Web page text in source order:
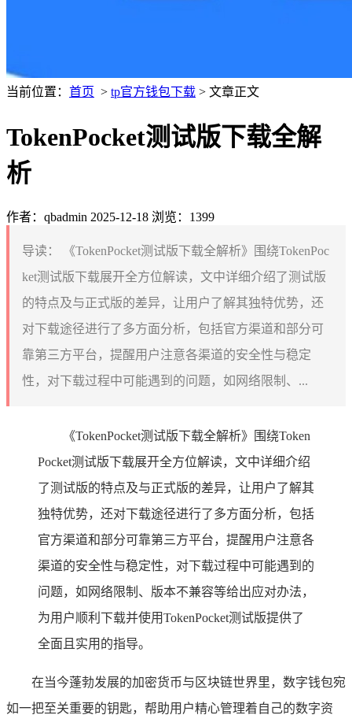
当前位置： 首页 > tp官方钱包下载 > 文章正文
TokenPocket测试版下载全解
析
作者：qbadmin 2025-12-18 浏览：1399
导读：
《TokenPocket测试版下载全解析》围绕TokenPoc
ket测试版下载展开全方位解读，文中详细介绍了测试版
的特点及与正式版的差异，让用户了解其独特优势，还
对下载途径进行了多方面分析，包括官方渠道和部分可
靠第三方平台，提醒用户注意各渠道的安全性与稳定
性，对下载过程中可能遇到的问题，如网络限制、...
《TokenPocket测试版下载全解析》围绕Token
Pocket测试版下载展开全方位解读，文中详细介绍
了测试版的特点及与正式版的差异，让用户了解其
独特优势，还对下载途径进行了多方面分析，包括
官方渠道和部分可靠第三方平台，提醒用户注意各
渠道的安全性与稳定性，对下载过程中可能遇到的
问题，如网络限制、版本不兼容等给出应对办法，
为用户顺利下载并使用TokenPocket测试版提供了
全面且实用的指导。
在当今蓬勃发展的加密货币与区块链世界里，数字钱包宛
如一把至关重要的钥匙，帮助用户精心管理着自己的数字资